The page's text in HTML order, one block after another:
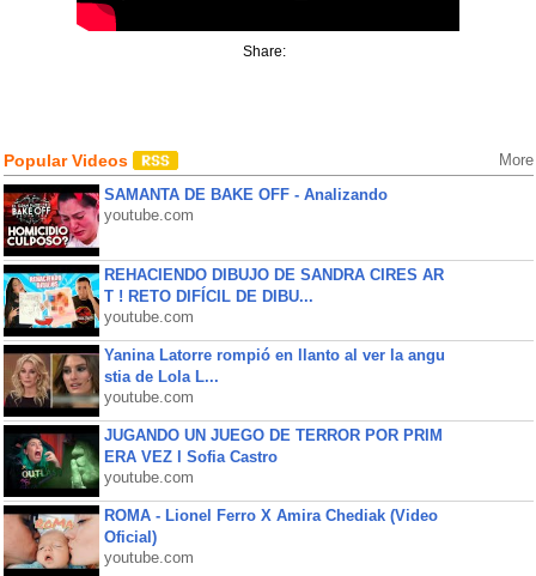
Share:
Popular Videos More
SAMANTA DE BAKE OFF - Analizando
youtube.com
REHACIENDO DIBUJO DE SANDRA CIRES AR
T ! RETO DIFÍCIL DE DIBU...
youtube.com
Yanina Latorre rompió en llanto al ver la angu
stia de Lola L...
youtube.com
JUGANDO UN JUEGO DE TERROR POR PRIM
ERA VEZ l Sofia Castro
youtube.com
ROMA - Lionel Ferro X Amira Chediak (Video
Oficial)
youtube.com